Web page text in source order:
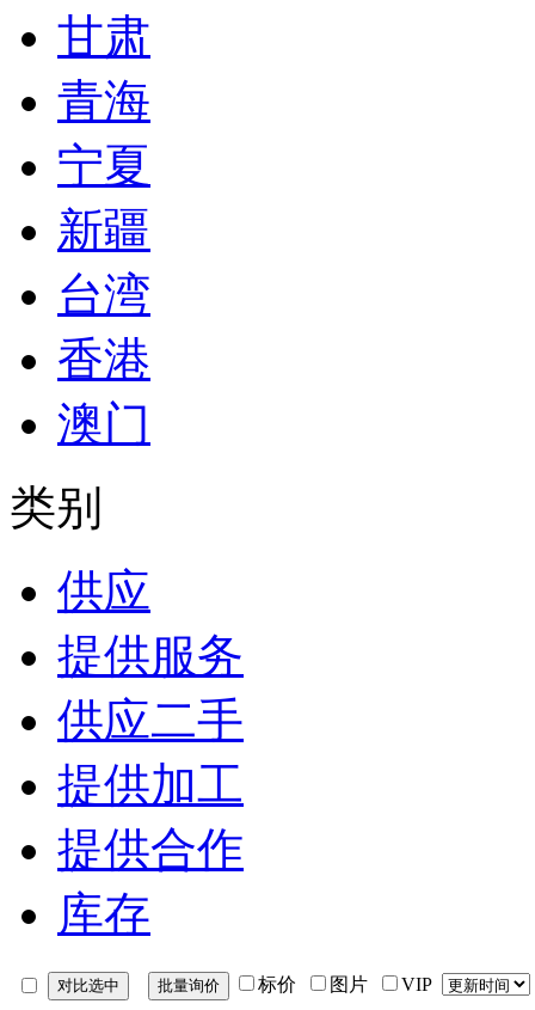
甘肃
青海
宁夏
新疆
台湾
香港
澳门
类别
供应
提供服务
供应二手
提供加工
提供合作
库存
标价 图片 VIP